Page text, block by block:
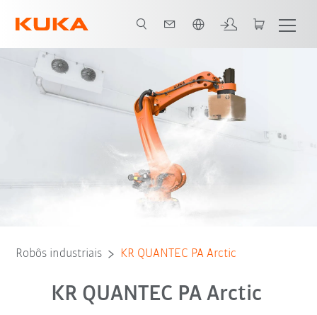
Dados técnicos
Robôs industriais KR QUANTEC PA Arctic
KR QUANTEC PA Arctic